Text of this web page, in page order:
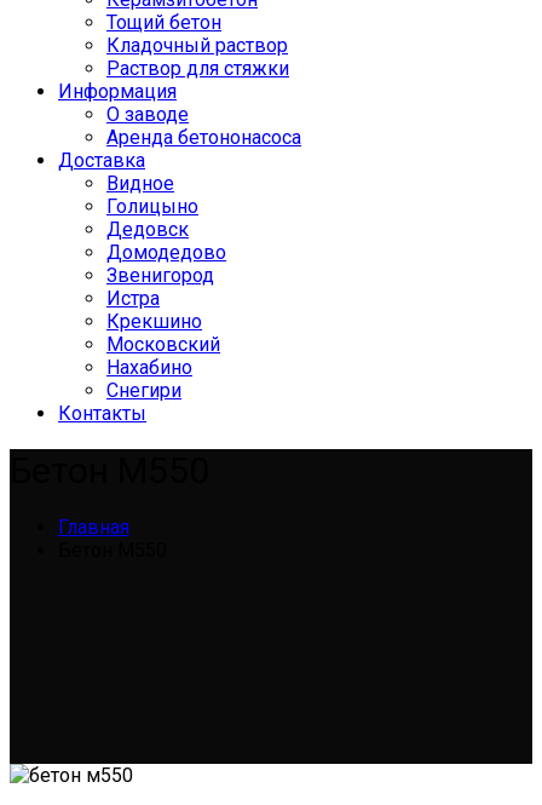
Тощий бетон
Кладочный раствор
Раствор для стяжки
Информация
О заводе
Аренда бетононасоса
Доставка
Видное
Голицыно
Дедовск
Домодедово
Звенигород
Истра
Крекшино
Московский
Нахабино
Снегири
Контакты
Главная